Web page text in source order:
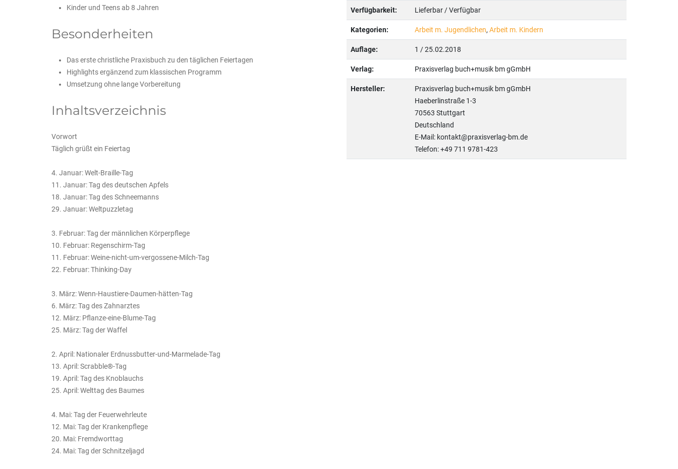
Kinder und Teens ab 8 Jahren
Besonderheiten
Das erste christliche Praxisbuch zu den täglichen Feiertagen
Highlights ergänzend zum klassischen Programm
Umsetzung ohne lange Vorbereitung
Inhaltsverzeichnis
Vorwort
Täglich grüßt ein Feiertag
4. Januar: Welt-Braille-Tag
11. Januar: Tag des deutschen Apfels
18. Januar: Tag des Schneemanns
29. Januar: Weltpuzzletag
3. Februar: Tag der männlichen Körperpflege
10. Februar: Regenschirm-Tag
11. Februar: Weine-nicht-um-vergossene-Milch-Tag
22. Februar: Thinking-Day
3. März: Wenn-Haustiere-Daumen-hätten-Tag
6. März: Tag des Zahnarztes
12. März: Pflanze-eine-Blume-Tag
25. März: Tag der Waffel
2. April: Nationaler Erdnussbutter-und-Marmelade-Tag
13. April: Scrabble®-Tag
19. April: Tag des Knoblauchs
25. April: Welttag des Baumes
4. Mai: Tag der Feuerwehrleute
12. Mai: Tag der Krankenpflege
20. Mai: Fremdworttag
24. Mai: Tag der Schnitzeljagd
Verfügbarkeit: Lieferbar / Verfügbar
Kategorien: Arbeit m. Jugendlichen, Arbeit m. Kindern
Auflage: 1 / 25.02.2018
Verlag: Praxisverlag buch+musik bm gGmbH
Hersteller:
Praxisverlag buch+musik bm gGmbH
Haeberlinstraße 1-3
70563 Stuttgart
Deutschland
E-Mail: kontakt@praxisverlag-bm.de
Telefon: +49 711 9781-423